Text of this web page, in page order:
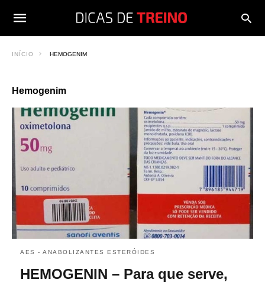
INÍCIO HEMOGENIM
Hemogenim
AES - ANABOLIZANTES ESTERÓIDES
HEMOGENIN – Para que serve,